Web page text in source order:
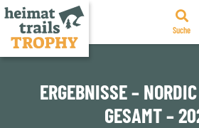
Zum
Suche
ERGEBNISSE –
GESAMT –